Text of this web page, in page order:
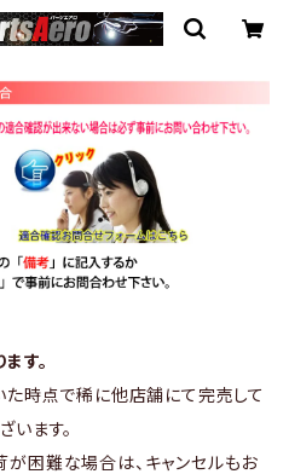
す。
た時点で稀に他店舗にて完売して
います。
困難な場合は、キャンセルもお